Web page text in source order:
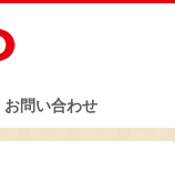
お問い合わせ